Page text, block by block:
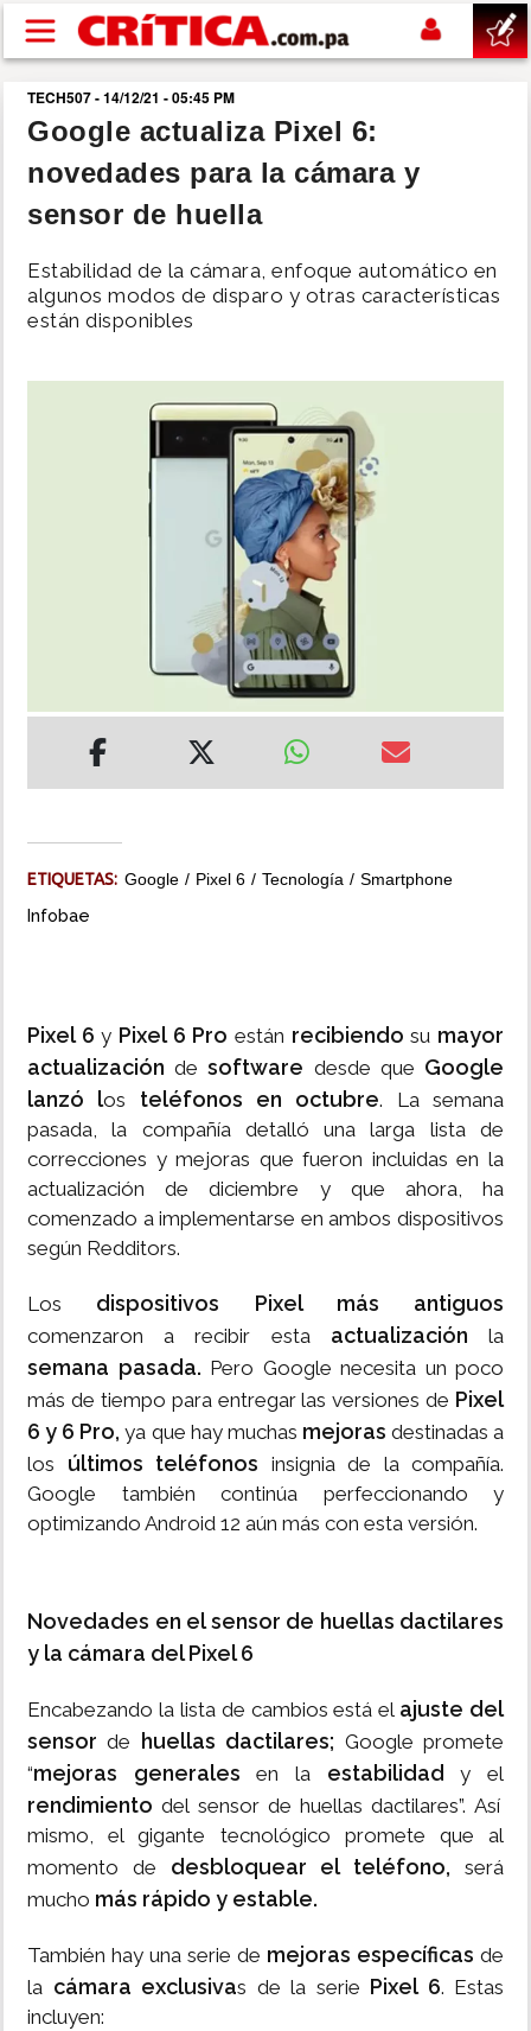
Pasar al contenido principal
buscar
SUCESOS
POLÍTICA
IMPRESO
TECH507 - 14/12/21 - 05:45 PM
Google actualiza Pixel 6:
novedades para la cámara y
sensor de huella
Estabilidad de la cámara, enfoque automático en
algunos modos de disparo y otras características
están disponibles
ETIQUETAS: Google Pixel 6 Tecnología Smartphone
Infobae
Pixel 6y Pixel 6 Pro están recibiendo su mayor
actualización desoftware desde que Google
lanzó los teléfonos en octubre. La semana
pasada, la compañía detalló una larga lista de
correcciones y mejoras que fueron incluidas en la
actualización de diciembre y que ahora, ha
comenzado a implementarse en ambos dispositivos
según Redditors.
Los dispositivos Pixel más antiguos
comenzaron a recibir esta actualización la
semana pasada. Pero Google necesita un poco
más de tiempo para entregar las versiones de Pixel
6 y 6 Pro,ya que hay muchas mejoras destinadas a
los últimos teléfonos insignia de la compañía.
Google también continúa perfeccionando y
optimizando Android 12 aún más con esta versión.
Novedades en el sensor de huellas dactilares
y la cámara del Pixel 6
Encabezando la lista de cambios está el ajuste del
sensorde huellas dactilares; Google promete
“mejoras generalesen la estabilidady el
rendimientodel sensor de huellas dactilares”. Así
mismo, el gigante tecnológico promete que al
momento de desbloquear el teléfono,será
mucho más rápido y estable.
También hay una serie de mejoras específicas de
la cámara exclusivas de la serie Pixel 6. Estas
incluyen: